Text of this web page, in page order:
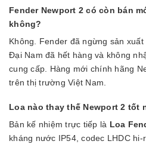
Fender Newport 2 có còn bán
không?
Không. Fender đã ngừng sản
Đại Nam đã hết hàng và không
cung cấp. Hàng mới chính hãng
trên thị trường Việt Nam.
Loa nào thay thế Newport 2 tốt
Bản kế nhiệm trực tiếp là Loa
kháng nước IP54, codec LHDC